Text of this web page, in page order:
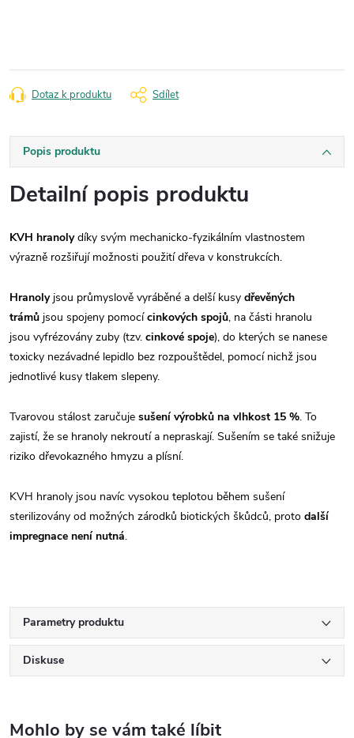
Dotaz k produktu Sdílet
Popis produktu
Detailní popis produktu
KVH hranolydíky svým mechanicko-fyzikálním vlastnostem
výrazně rozšiřují možnosti použití dřeva v konstrukcích.
Hranolyjsou průmyslově vyráběné a delší kusy dřevěných
trámů jsou spojeny pomocícinkových spojů, na části hranolu
jsou vyfrézovány zuby (tzv. cinkové spoje), do kterých se nanese
toxicky nezávadné lepidlo bez rozpouštědel, pomocí nichž jsou
jednotlivé kusy tlakem slepeny.
Tvarovou stálost zaručuje sušení výrobků na vlhkost 15 %. To
zajistí, že se hranoly nekroutí a nepraskají. Sušením se také snižuje
riziko dřevokazného hmyzu a plísní.
KVH hranoly jsou navíc vysokou teplotou během sušení
sterilizovány od možných zárodků biotických škůdců, proto další
impregnace není nutná.
Parametry produktu
Diskuse